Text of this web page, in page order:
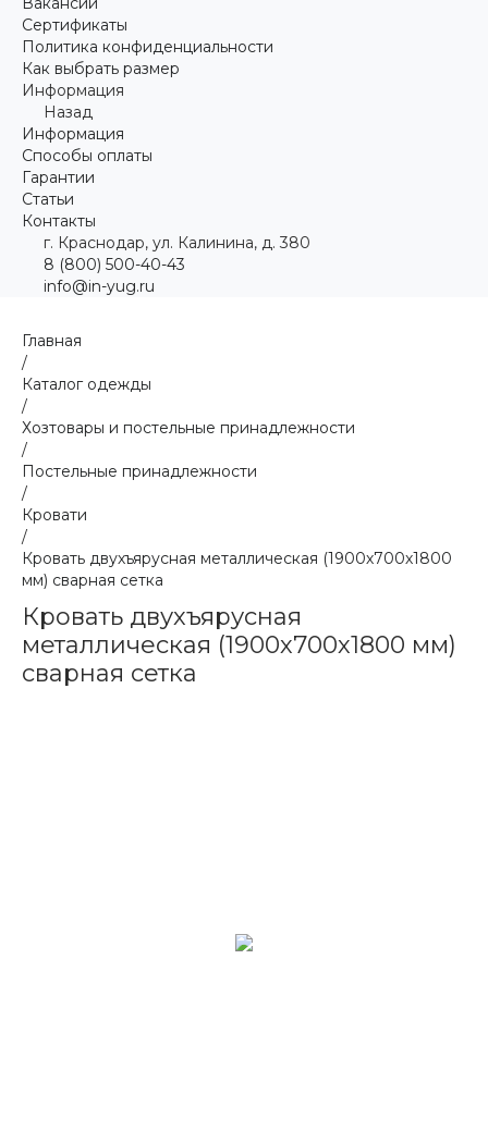
Сертификаты
Политика конфиденциальности
Как выбрать размер
Информация
Назад
Информация
Способы оплаты
Гарантии
Статьи
Контакты
г. Краснодар, ул. Калинина, д. 380
8 (800) 500-40-43
info@in-yug.ru
Главная
/
Каталог одежды
/
Хозтовары и постельные принадлежности
/
Постельные принадлежности
/
Кровати
/
Кровать двухъярусная металлическая (1900х700х1800
мм) сварная сетка
Кровать двухъярусная
металлическая (1900х700х1800 мм)
сварная сетка